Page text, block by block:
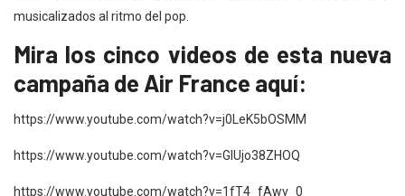
musicalizados al ritmo del pop.
Mira los cinco videos de esta nueva
campaña de Air France aquí:
https://www.youtube.com/watch?v=j0LeK5bOSMM
https://www.youtube.com/watch?v=GIUjo38ZHOQ
https://www.youtube.com/watch?v=1fT4_fAwv_0